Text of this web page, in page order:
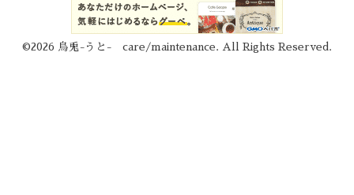
©2026 烏兎-うと- care/maintenance . All Rights Reserved.